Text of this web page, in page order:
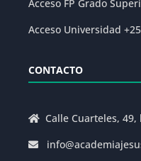
Acceso FP Grado
Acceso Universidad
CONTACTO
Calle Cuarteles, 49,